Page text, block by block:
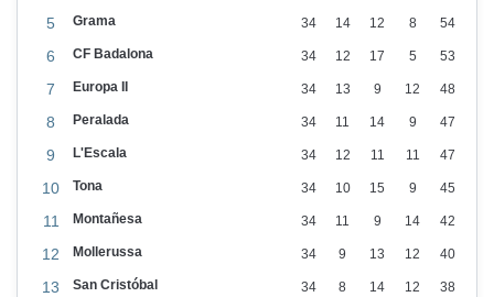
5 Grama 34 14 12 8 54
6 CF Badalona 34 12 17 5 53
7 Europa II 34 13 9 12 48
8 Peralada 34 11 14 9 47
9 L'Escala 34 12 11 11 47
10 Tona 34 10 15 9 45
11 Montañesa 34 11 9 14 42
12 Mollerussa 34 9 13 12 40
13 San Cristóbal 34 8 14 12 38